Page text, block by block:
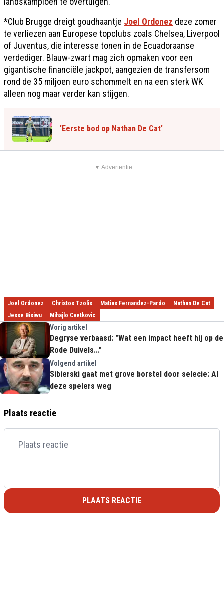
*Club Brugge dreigt goudhaantje Joel Ordonez deze zomer
te verliezen aan Europese topclubs zoals Chelsea, Liverpool
of Juventus, die interesse tonen in de Ecuadoraanse
verdediger. Blauw-zwart mag zich opmaken voor een
gigantische financiële jackpot, aangezien de transfersom
rond de 35 miljoen euro schommelt en na een sterk WK
alleen nog maar verder kan stijgen.
'Eerste bod op Nathan De Cat'
▼ Advertentie
Joel Ordonez Christos Tzolis Matias Fernandez-Pardo
Nathan De Cat
Jesse Bisiwu
Mihajlo Cvetkovic
Vorig artikel
Degryse verbaasd: "Wat een impact heeft hij op de
Rode Duivels..."
Volgend artikel
Sibierski gaat met grove borstel door selecie: Al
deze spelers weg
Plaats reactie
PLAATS REACTIE